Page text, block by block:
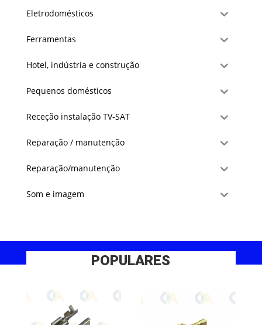
Eletrodomésticos
Ferramentas
Hotel, indústria e construção
Pequenos domésticos
Receção instalação TV-SAT
Reparação / manutenção
Reparação/manutenção
Som e imagem
POPULARES